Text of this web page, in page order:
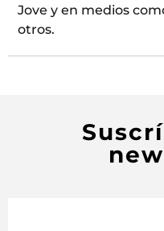
Jove y en medios
otros.